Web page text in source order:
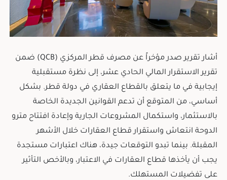
أشار تقرير صدر مؤخراً عن مصرف قطر المركزي (QCB) ضمن
تقرير الاستقرار المالي الحادي عشر، إلى نظرة مستقبلية
إيجابية في ما يتعلق بالقطاع العقاري في دولة قطر. بشكل
أساسي، من المتوقع أن تدعم القوانين الجديدة الخاصة
بالاستثمار، واستكمال المشروعات الجارية وإعادة افتتاح مترو
الدوحة انتعاش واستقرار قطاع العقارات خلال الأشهر
المقبلة. بينما تبدو التوقعات جيدة، هناك اعتبارات مستجدة
يجب أن يأخذها قطاع العقارات في الاعتبار، وبالأخص التأثير
على تفضيلات المستهلك.